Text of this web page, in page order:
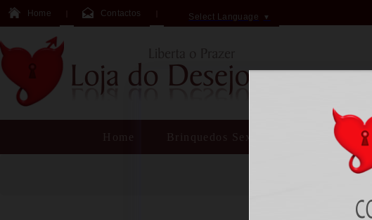
Home Contactos Select Language ▼
Home Brinquedos Sexuais Vibradores